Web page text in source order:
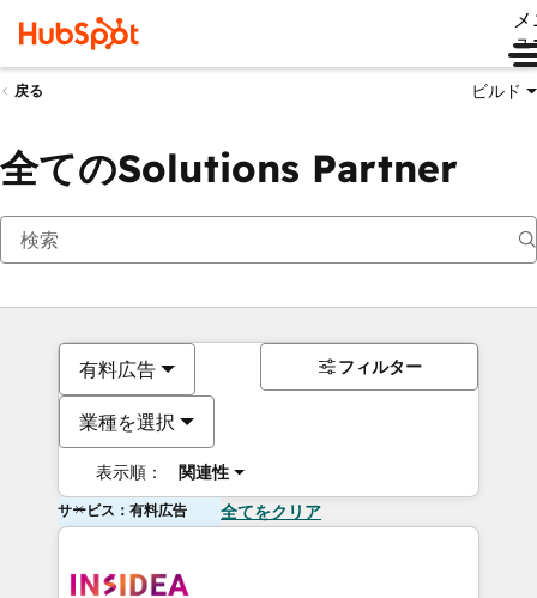
ュ
戻る ビルド
全てのSolutions Partner
有料広告
業種を選択
表示順： 関連性
フィルター
サービス：有料広告 全てをクリア